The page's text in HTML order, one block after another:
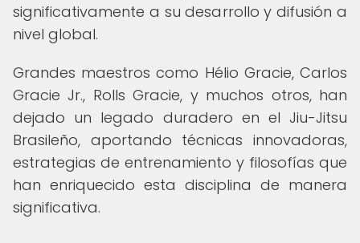
significativamente a su desarrollo y difusión a
nivel global.
Grandes maestros como Hélio Gracie, Carlos
Gracie Jr., Rolls Gracie, y muchos otros, han
dejado un legado duradero en el Jiu-Jitsu
Brasileño, aportando técnicas innovadoras,
estrategias de entrenamiento y filosofías que
han enriquecido esta disciplina de manera
significativa.